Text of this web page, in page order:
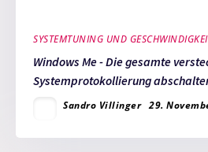
SYSTEMTUNING UND
Windows Me - Die gesamte
Systemprotokollierung
Sandro Villinger 29.